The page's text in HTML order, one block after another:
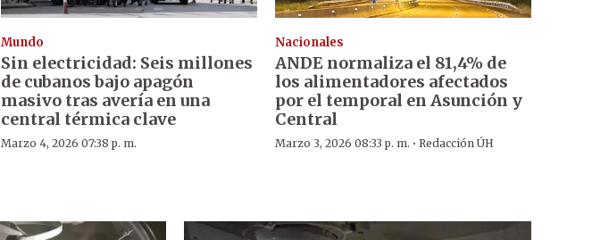
Mundo
Sin electricidad: Seis millones
de cubanos bajo apagón
masivo tras avería en una
central térmica clave
Marzo 4, 2026 07:38 p. m.
Nacionales
ANDE normaliza el 81,4% de
los alimentadores afectados
por el temporal en Asunción y
Central
Marzo 3, 2026 08:33 p. m. · Redacción ÚH